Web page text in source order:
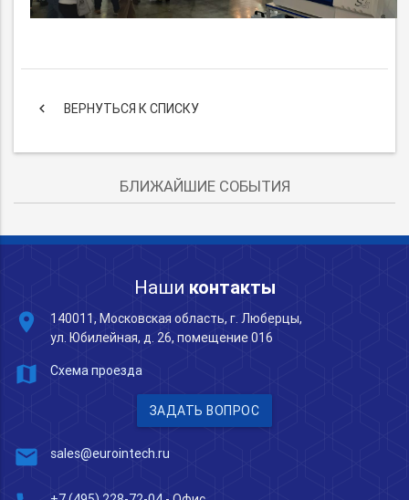
keyboard_arrow_left ВЕРНУТЬСЯ К СПИСКУ
БЛИЖАЙШИЕ СОБЫТИЯ
Наши контакты
place
140011, Московская область, г. Люберцы,
ул. Юбилейная, д. 26, помещение 016
map Схема проезда
ЗАДАТЬ ВОПРОС
mail sales@eurointech.ru